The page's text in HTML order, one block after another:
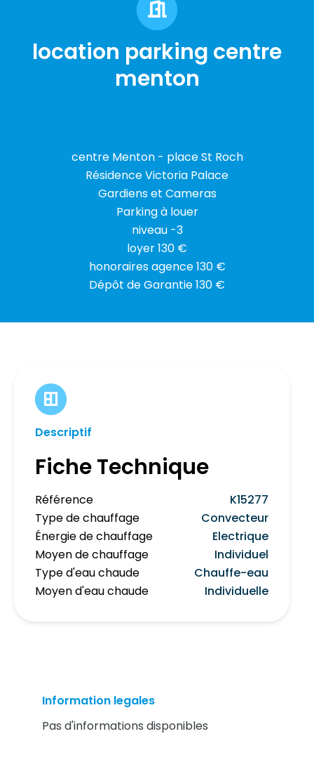
location parking centre
menton
centre Menton - place St Roch
Résidence Victoria Palace
Gardiens et Cameras
Parking à louer
niveau -3
loyer 130 €
honoraires agence 130 €
Dépôt de Garantie 130 €
Descriptif
Fiche Technique
Référence
K15277
Type de chauffage
Convecteur
Énergie de chauffage
Electrique
Moyen de chauffage
Individuel
Type d'eau chaude
Chauffe-eau
Moyen d'eau chaude
Individuelle
Information legales
Pas d'informations disponibles